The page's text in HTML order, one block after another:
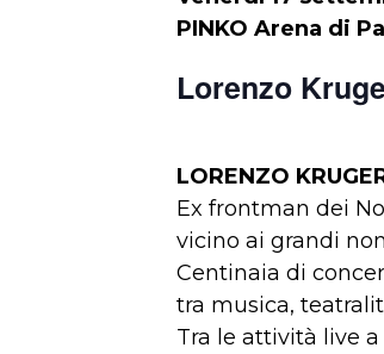
PINKO Arena di
Lorenzo
LORENZO
Ex frontman dei
vicino ai grandi
Centinaia di
tra musica,
Tra le attività live